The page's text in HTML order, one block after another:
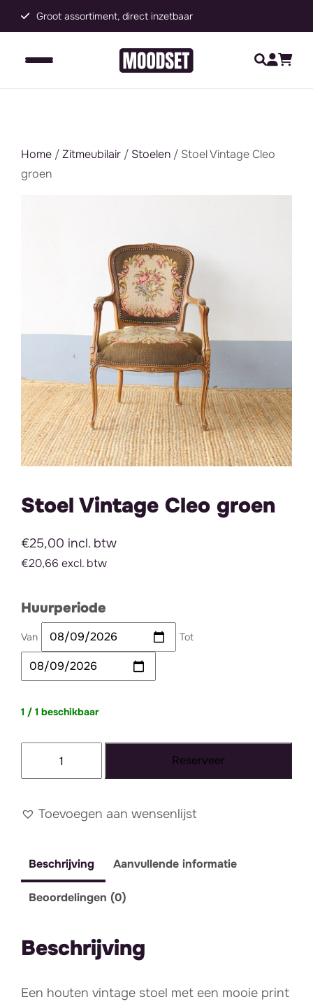
Groot assortiment, direct inzetbaar
Home /Zitmeubilair / Stoelen / Stoel Vintage Cleo
groen
Stoel Vintage Cleo groen
€25,00 incl. btw
€20,66 excl. btw
Huurperiode
Van Tot
1 / 1 beschikbaar
groen
Reserveer
Toevoegen aan wensenlijst
Beschrijving Aanvullende informatie
Beoordelingen (0)
Beschrijving
Een houten vintage stoel met een mooie print